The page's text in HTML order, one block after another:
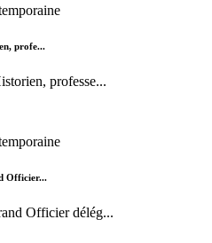
profe...
professe...
Officier...
Officier délég...